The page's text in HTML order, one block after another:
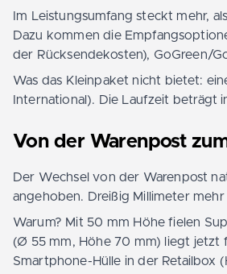
Im Leistungsumfang steckt mehr,
Dazu kommen die
der Rücksendekosten), GoGreen/
Was das Kleinpaket nicht bietet:
International). Die Laufzeit beträgt
Von der Warenpost
Der Wechsel von der Warenpost
angehoben. Dreißig Millimeter
Warum? Mit 50 mm Höhe fielen
(Ø 55 mm, Höhe 70 mm) liegt jetzt
Smartphone-Hülle in der Retailbox